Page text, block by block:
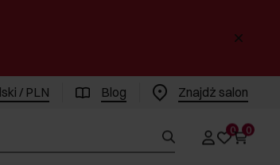
/ PLN Blog Znajdż salon
0 0